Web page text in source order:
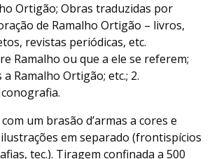
Ortigão; Obras traduzidas por
de Ramalho Ortigão – livros,
revistas periódicas, etc.
Ramalho ou que a ele se referem;
Ramalho Ortigão; etc.; 2.
um brasão d’armas a cores e
em separado (frontispícios
tec.). Tiragem confinada a 500